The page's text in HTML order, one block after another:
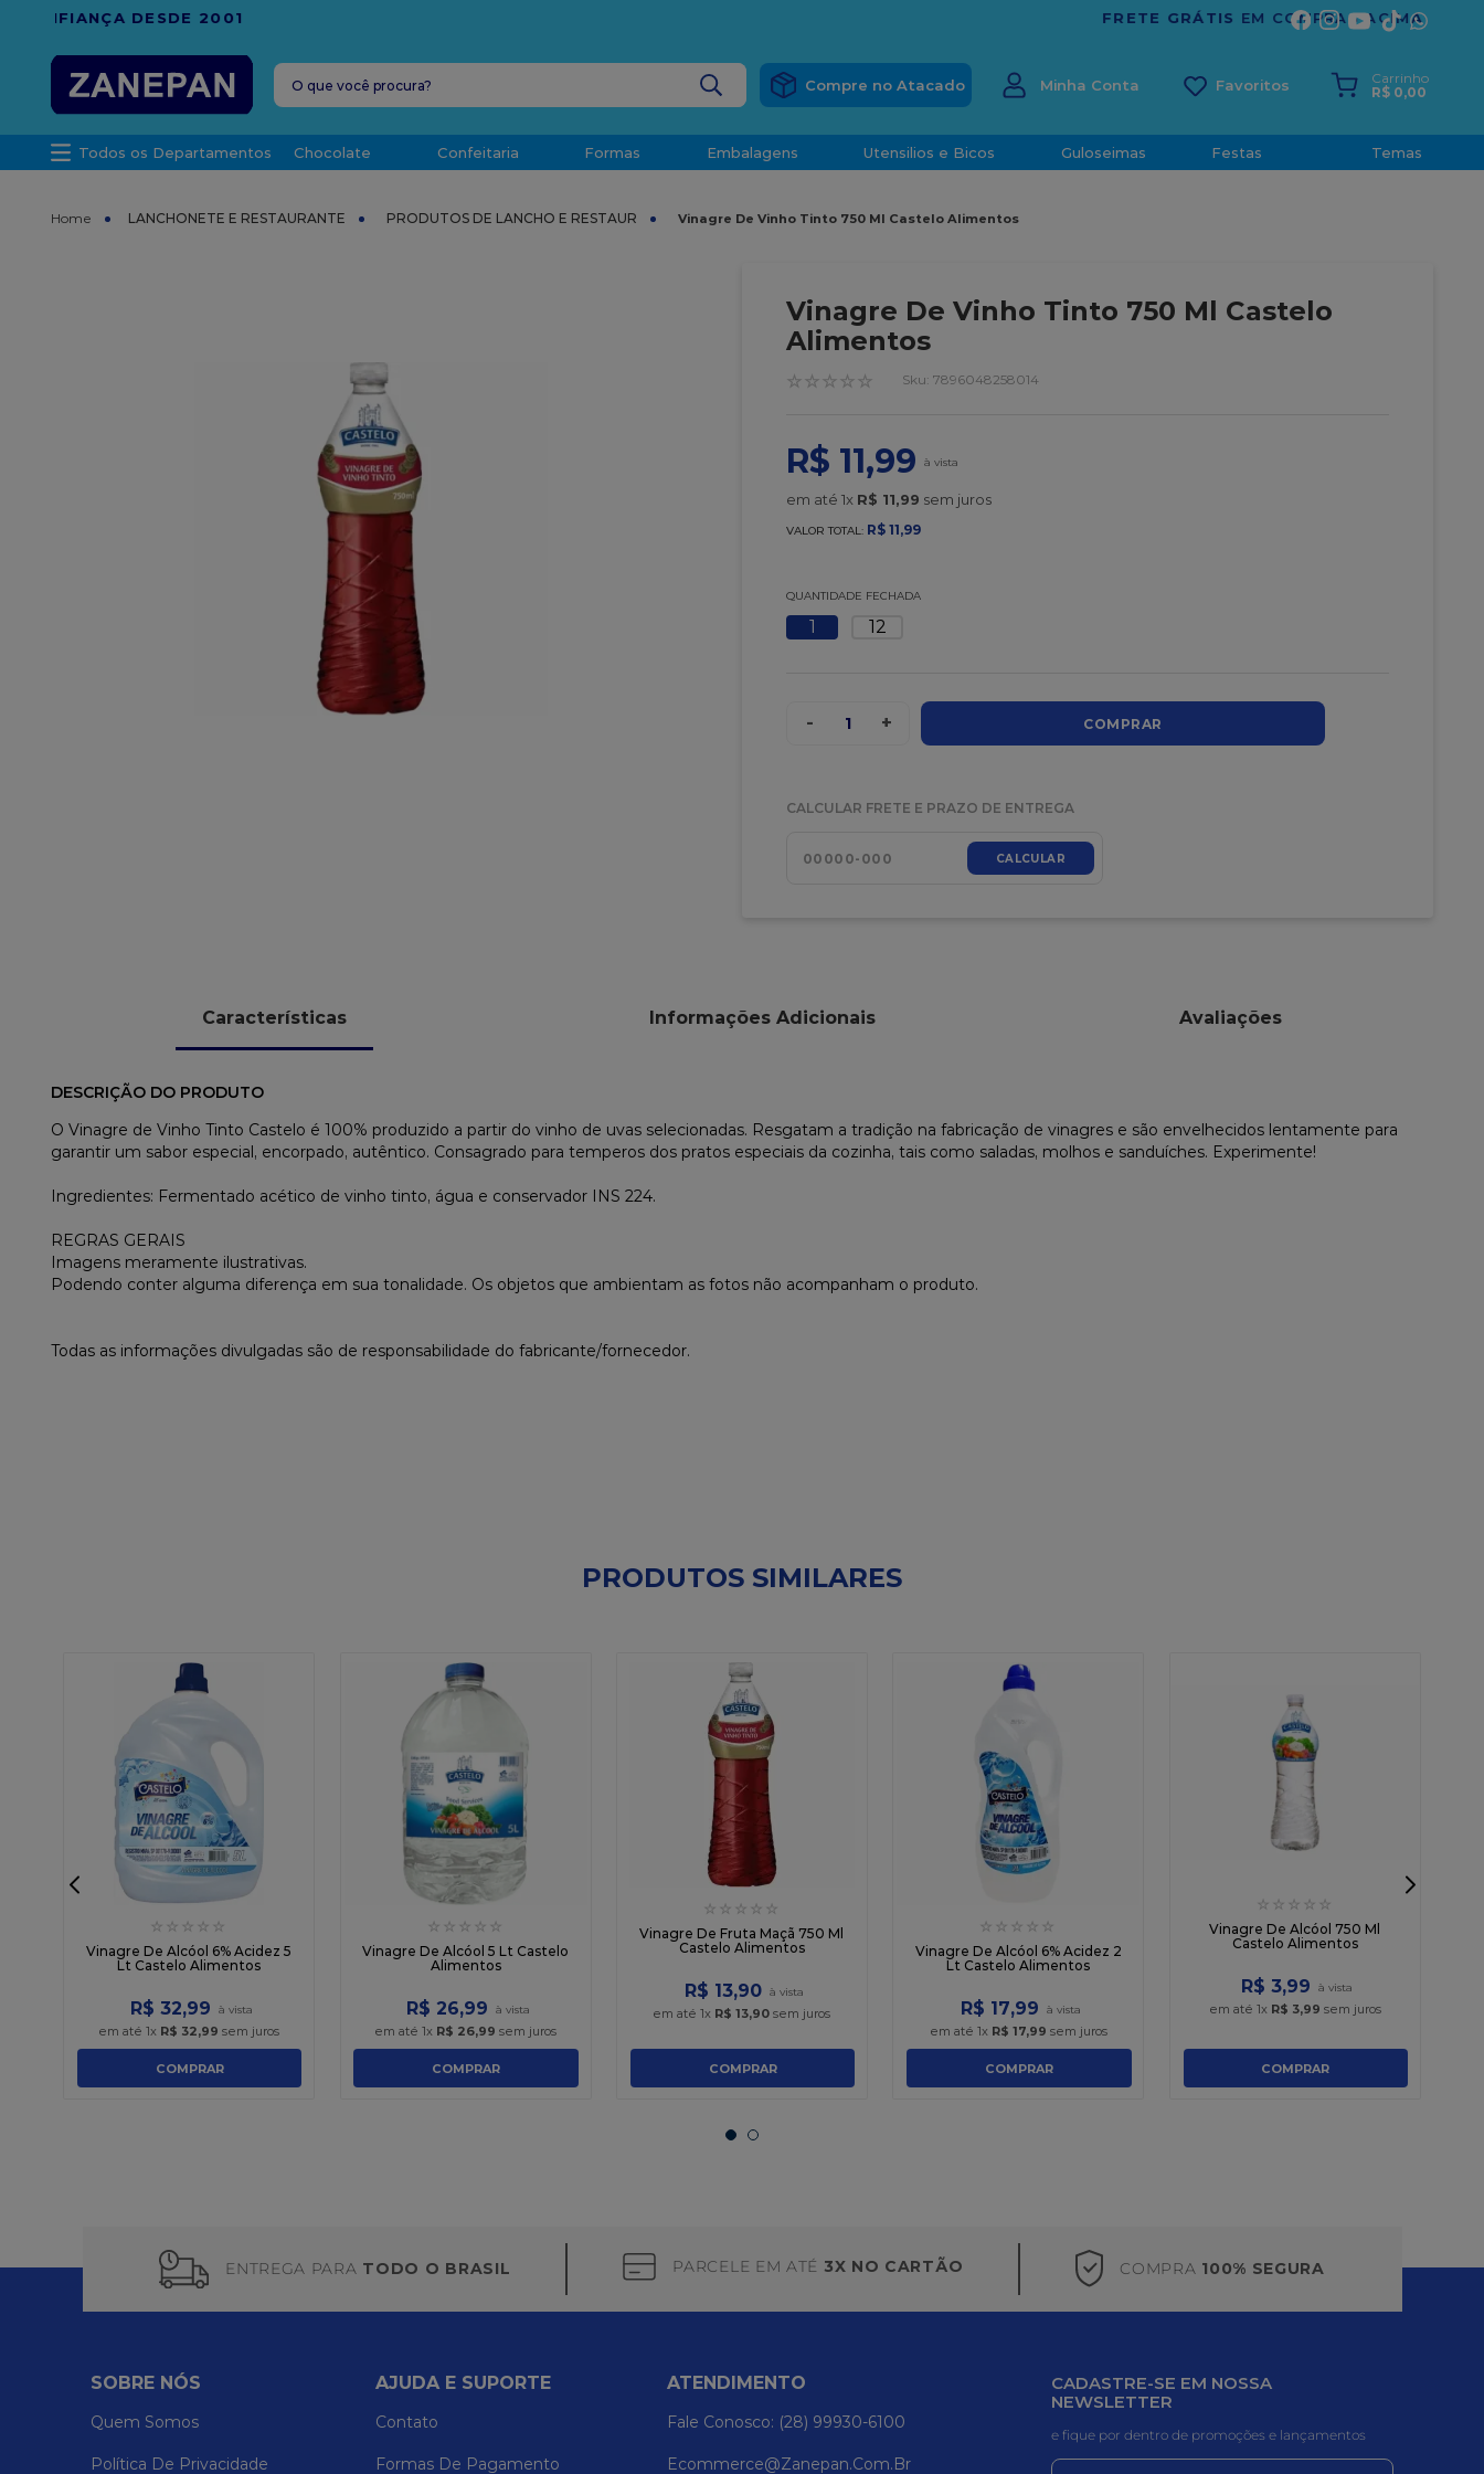
O que você procura?
Minha Conta
Carrinho
R$ 0,00
Todos os Departamentos Chocolate Confeitaria Formas Embalagens Utensilios e Bicos Guloseimas Festas Temas
LANCHONETE E RESTAURANTE PRODUTOS DE LANCHO E RESTAUR Vinagre De Vinho Tinto 750 Ml Castelo Alimentos
Vinagre De Vinho Tinto 750 Ml Castelo
Alimentos
☆ ☆ ☆ ☆ ☆ : 7896048258014
R$ 11,99
em até 1x R$ 11,99 sem juros
VALOR TOTAL: R$ 11,99
QUANTIDADE FECHADA
1 12
- 1 + COMPRAR
CALCULAR FRETE E PRAZO DE ENTREGA
CALCULAR
Características Informações Adicionais Avaliações
DESCRIÇÃO DO PRODUTO
O Vinagre de Vinho Tinto Castelo é 100% produzido a partir do vinho de uvas selecionadas. Resgatam a tradição na fabricação de vinagres e são envelhecidos lentamente para
garantir um sabor especial, encorpado, autêntico. Consagrado para temperos dos pratos especiais da cozinha, tais como saladas, molhos e sanduíches. Experimente!
Ingredientes: Fermentado acético de vinho tinto, água e conservador INS 224.
REGRAS GERAIS
Imagens meramente ilustrativas.
Podendo conter alguma diferença em sua tonalidade. Os objetos que ambientam as fotos não acompanham o produto.
Todas as informações divulgadas são de responsabilidade do fabricante/fornecedor.
PRODUTOS SIMILARES
☆ ☆ ☆ ☆ ☆
Vinagre De Alcóol 6% Acidez 5
Lt Castelo Alimentos
R$ 32,99
em até1x R$ 32,99 sem juros
COMPRAR
☆ ☆ ☆ ☆ ☆
Vinagre De Alcóol 5 Lt Castelo
Alimentos
R$ 26,99
em até1x R$ 26,99 sem juros
COMPRAR
☆ ☆ ☆ ☆ ☆
Vinagre De Fruta Maçã 750 Ml
Castelo Alimentos
R$ 13,90
em até1x R$ 13,90 sem juros
COMPRAR
☆ ☆ ☆ ☆ ☆
Vinagre De Alcóol 6% Acidez 2
Lt Castelo Alimentos
R$ 17,99
em até 1x R$ 17,99 sem juros
COMPRAR
☆ ☆ ☆ ☆ ☆
Vinagre De Alcóol 750 Ml
Castelo Alimentos
R$ 3,99
em até 1x R$ 3,99 sem juros
COMPRAR
ENTREGA PARA TODO O BRASIL PARCELE EM ATÉ 3X NO CARTÃO COMPRA 100% SEGURA
SOBRE NÓS
Quem Somos
Política De Privacidade
AJUDA E SUPORTE
Contato
Formas De Pagamento
ATENDIMENTO
Fale Conosco: (28) 99930-6100
Ecommerce@zanepan.com.br
CADASTRE-SE EM NOSSA
NEWSLETTER
e fique por dentro de promoções e lançamentos
leite condensado
8 º
9º
10º